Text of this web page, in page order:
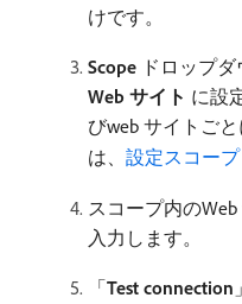
けです。
Scope ドロップ
Web サイト に設
びweb サイトご
は、 設定スコープ ​
スコープ内の
入力します。
「Test connection